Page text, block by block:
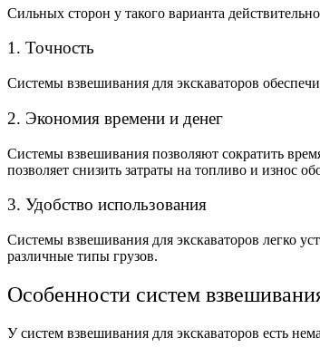
Сильных сторон у такого варианта
1. Точность
Системы взвешивания для экскаваторов
2. Экономия времени и денег
Системы взвешивания позволяют сократить
позволяет снизить затраты на топливо и износ
3. Удобство использования
Системы взвешивания для экскаваторов легко
различные типы грузов.
Особенности систем
У систем взвешивания для экскаваторов есть